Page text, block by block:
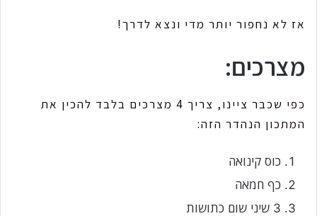
אז לא נחפור יותר מדי ונצא לדרך!
מצרכים:
כפי שכבר ציינו, צריך 4 מצרכים בלבד להכין את
המתכון הנהדר הזה:
כוס קינואה
כף חמאה
3 שיני שום כתושות